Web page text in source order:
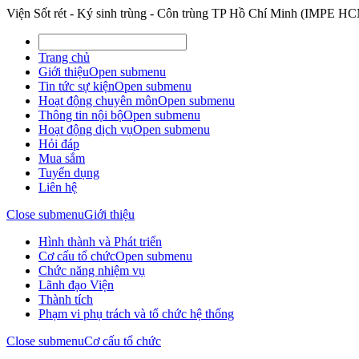
Viện Sốt rét - Ký sinh trùng - Côn trùng TP Hồ Chí Minh (IMPE
Trang chủ
Giới thiệuOpen submenu
Tin tức sự kiệnOpen submenu
Hoạt động chuyên mônOpen submenu
Thông tin nội bộOpen submenu
Hoạt động dịch vụOpen submenu
Hỏi đáp
Mua sắm
Tuyển dụng
Liên hệ
Close submenuGiới thiệu
Hình thành và Phát triển
Cơ cấu tổ chứcOpen submenu
Chức năng nhiệm vụ
Lãnh đạo Viện
Thành tích
Phạm vi phụ trách và tổ chức hệ thống
Close submenuCơ cấu tổ chức